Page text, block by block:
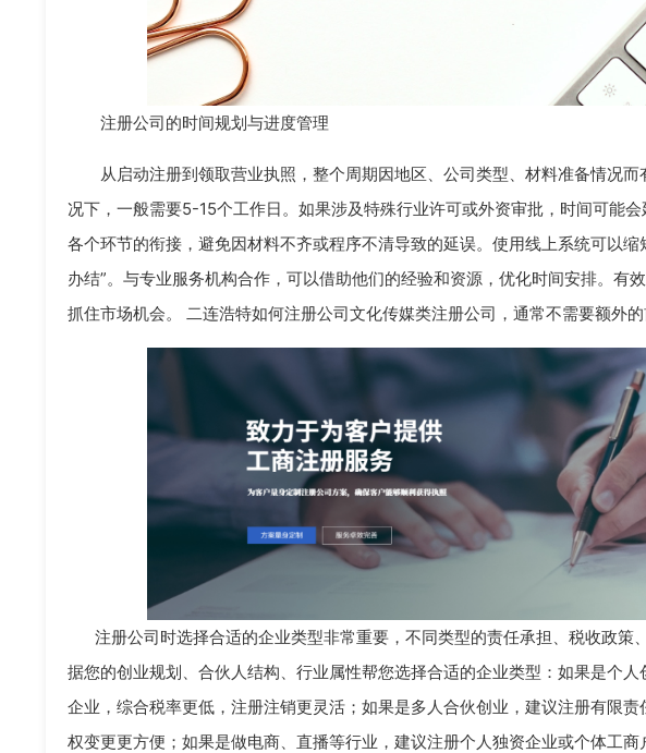
注册公司的时间规划与进度管理
从启动注册到领取营业执照，整个周期因地区、公司类型、材料准备情况
况下，一般需要5-15个工作日。如果涉及特殊行业许可或外资审批，时间可能
各个环节的衔接，避免因材料不齐或程序不清导致的延误。使用线上系统可以
办结”。与专业服务机构合作，可以借助他们的经验和资源，优化时间安排。有
抓住市场机会。 二连浩特如何注册公司文化传媒类注册公司，通常不需要额外的
注册公司时选择合适的企业类型非常重要，不同类型的责任承担、税收政策
据您的创业规划、合伙人结构、行业属性帮您选择合适的企业类型：如果是个
企业，综合税率更低，注册注销更灵活；如果是多人合伙创业，建议注册有限
权变更更方便；如果是做电商、直播等行业，建议注册个人独资企业或个体工